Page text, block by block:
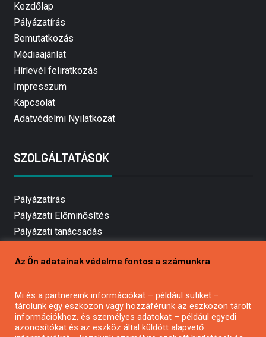
Kezdőlap
Pályázatírás
Bemutatkozás
Médiaajánlat
Hírlevél feliratkozás
Impresszum
Kapcsolat
Adatvédelmi Nyilatkozat
SZOLGÁLTATÁSOK
Pályázatírás
Pályázati Előminősítés
Pályázati tanácsadás
Mezőgazdasági pályázatírás
Pályázatírás civil szervezeteknek
Pályázatírás önkormányzatoknak
Pályázatfigyelés
Az Ön adatainak védelme fontos a számunkra
Mi és a partnereink információkat – például sütiket –
tárolunk egy eszközön vagy hozzáférünk az eszközön tárolt
információkhoz, és személyes adatokat – például egyedi
azonosítókat és az eszköz által küldött alapvető